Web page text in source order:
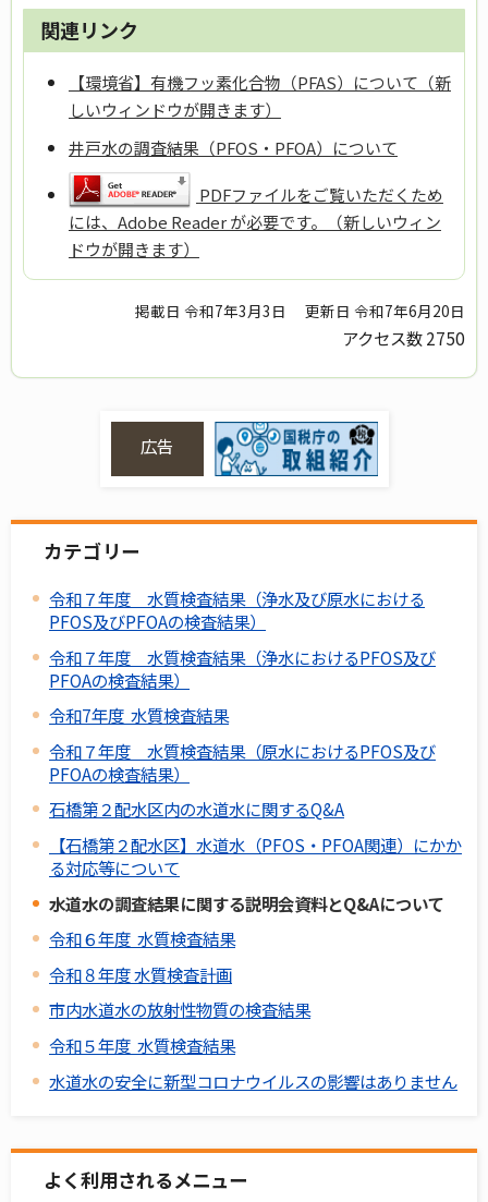
関連リンク
【環境省】有機フッ素化合物（PFAS）について（新
しいウィンドウが開きます）
井戸水の調査結果（PFOS・PFOA）について
PDFファイルをご覧いただくため
には、Adobe Reader が必要です。（新しいウィン
ドウが開きます）
掲載日 令和7年3月3日 更新日 令和7年6月20日
アクセス数2750
広告
カテゴリー
令和７年度 水質検査結果（浄水及び原水における
PFOS及びPFOAの検査結果）
令和７年度 水質検査結果（浄水におけるPFOS及び
PFOAの検査結果）
令和7年度 水質検査結果
令和７年度 水質検査結果（原水におけるPFOS及び
PFOAの検査結果）
石橋第２配水区内の水道水に関するQ&A
【石橋第２配水区】水道水（PFOS・PFOA関連）にかか
る対応等について
水道水の調査結果に関する説明会資料とQ&Aについて
令和６年度 水質検査結果
令和８年度 水質検査計画
市内水道水の放射性物質の検査結果
令和５年度 水質検査結果
水道水の安全に新型コロナウイルスの影響はありません
よく利用されるメニュー